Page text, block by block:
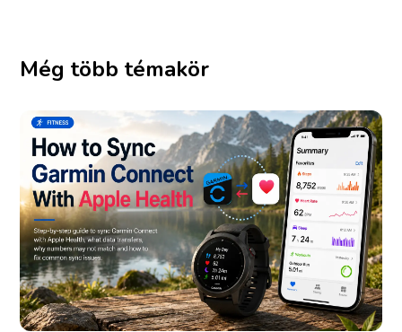
Még több témakör